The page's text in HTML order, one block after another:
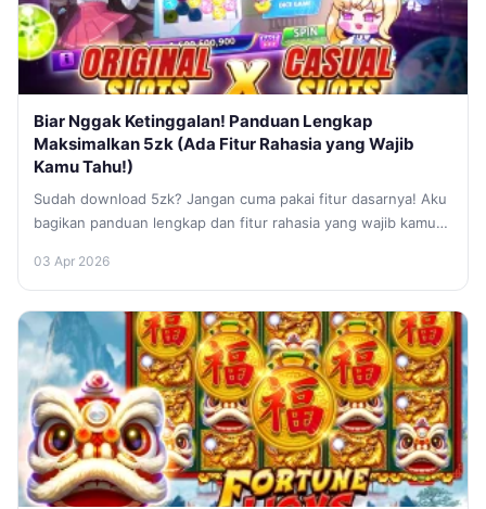
Biar Nggak Ketinggalan! Panduan Lengkap
Maksimalkan 5zk (Ada Fitur Rahasia yang Wajib
Kamu Tahu!)
Sudah download 5zk? Jangan cuma pakai fitur dasarnya! Aku
bagikan panduan lengkap dan fitur rahasia yang wajib kamu
03 Apr 2026